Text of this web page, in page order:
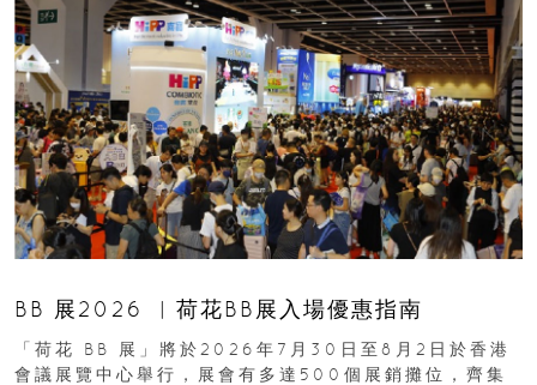
BB 展2026 ︳荷花BB展入場優惠指南
「荷花 BB 展」將於2026年7月30日至8月2日於香港
會議展覽中心舉行，展會有多達500個展銷攤位，齊集